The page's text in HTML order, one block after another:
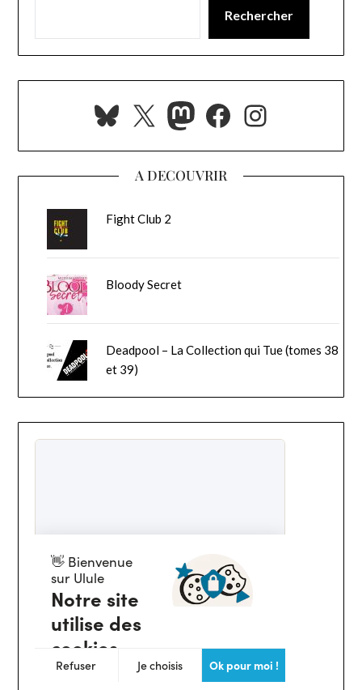
Rechercher
Bluesky
X Mastodon
Facebook
A DECOUVRIR
Fight Club 2
Bloody Secret
Deadpool – La Collection qui Tue (tomes 38
et 39)